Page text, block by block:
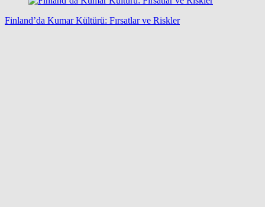
Finland’da Kumar Kültürü: Fırsatlar ve Riskler